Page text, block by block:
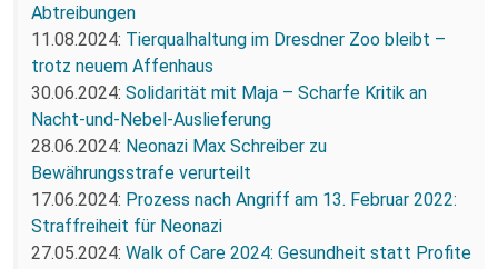
Abtreibungen
11.08.2024: Tierqualhaltung im Dresdner Zoo bleibt –
trotz neuem Affenhaus
30.06.2024: Solidarität mit Maja – Scharfe Kritik an
Nacht-und-Nebel-Auslieferung
28.06.2024: Neonazi Max Schreiber zu
Bewährungsstrafe verurteilt
17.06.2024: Prozess nach Angriff am 13. Februar 2022:
Straffreiheit für Neonazi
27.05.2024: Walk of Care 2024: Gesundheit statt Profite